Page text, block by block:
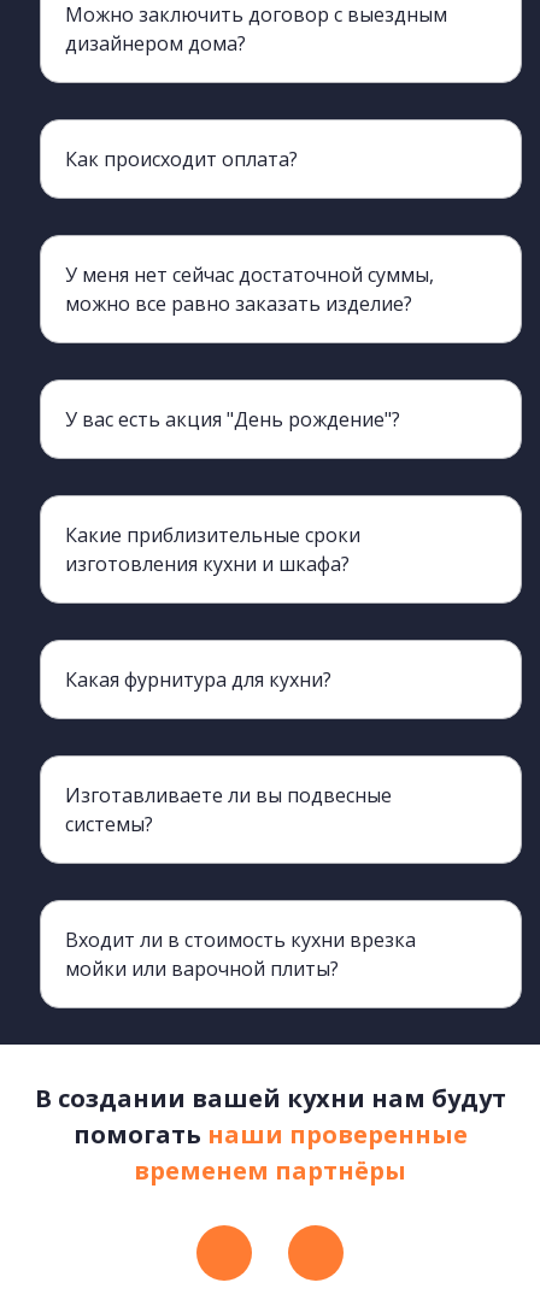
Можно заключить договор с выездным
дизайнером дома?
Как происходит оплата?
У меня нет сейчас достаточной суммы,
можно все равно заказать изделие?
У вас есть акция "День рождение"?
Какие приблизительные сроки
изготовления кухни и шкафа?
Какая фурнитура для кухни?
Изготавливаете ли вы подвесные
системы?
Входит ли в стоимость кухни врезка
мойки или варочной плиты?
В создании вашей кухни нам будут
помогать наши проверенные
временем партнёры